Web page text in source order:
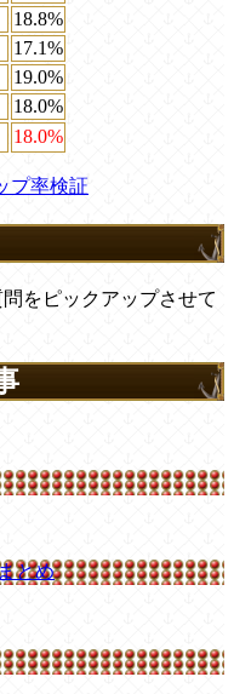
18.8%
17.1%
19.0%
18.0%
18.0%
プ率検証
をピックアップさせて
とめ